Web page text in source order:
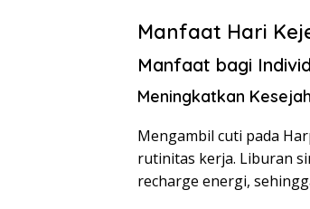
Manfaat Hari
Manfaat bagi
Meningkatkan
Mengambil cuti pada
rutinitas kerja. Liburan
recharge energi,